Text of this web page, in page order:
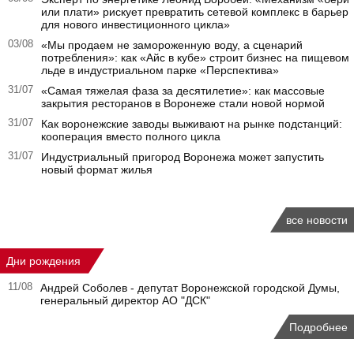
или плати» рискует превратить сетевой комплекс в барьер
для нового инвестиционного цикла»
03/08
«Мы продаем не замороженную воду, а сценарий
потребления»: как «Айс в кубе» строит бизнес на пищевом
льде в индустриальном парке «Перспектива»
31/07
«Самая тяжелая фаза за десятилетие»: как массовые
закрытия ресторанов в Воронеже стали новой нормой
31/07
Как воронежские заводы выживают на рынке подстанций:
кооперация вместо полного цикла
31/07
Индустриальный пригород Воронежа может запустить
новый формат жилья
все новости
Дни рождения
11/08
Андрей Соболев - депутат Воронежской городской Думы,
генеральный директор АО "ДСК"
Подробнее